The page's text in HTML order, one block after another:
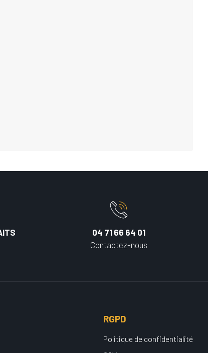
04 71 66 64 01
Contactez-nous
RGPD
Politique de confidentialité